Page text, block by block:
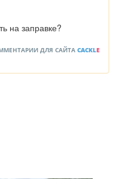
на заправке?
ДЛЯ САЙТА CACKLE